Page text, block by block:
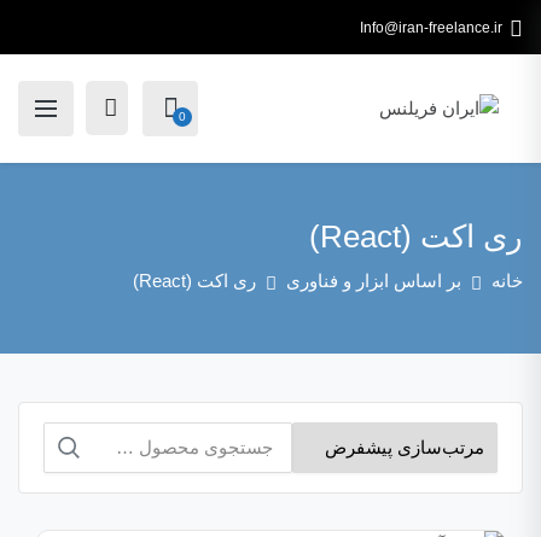
Info@iran-freelance.ir
0
ری اکت (React)
خانه بر اساس ابزار و فناوری ری اکت (React)